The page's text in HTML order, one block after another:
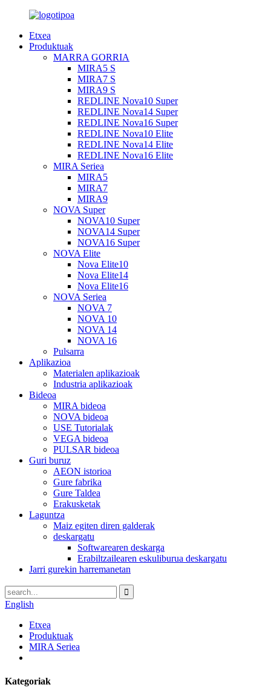
Etxea
Produktuak
MARRA GORRIA
MIRA5 S
MIRA7 S
MIRA9 S
REDLINE Nova10 Super
REDLINE Nova14 Super
REDLINE Nova16 Super
REDLINE Nova10 Elite
REDLINE Nova14 Elite
REDLINE Nova16 Elite
MIRA Seriea
MIRA5
MIRA7
MIRA9
NOVA Super
NOVA10 Super
NOVA14 Super
NOVA16 Super
NOVA Elite
Nova Elite10
Nova Elite14
Nova Elite16
NOVA Seriea
NOVA 7
NOVA 10
NOVA 14
NOVA 16
Pulsarra
Aplikazioa
Materialen aplikazioak
Industria aplikazioak
Bideoa
MIRA bideoa
NOVA bideoa
USE Tutorialak
VEGA bideoa
PULSAR bideoa
Guri buruz
AEON istorioa
Gure fabrika
Gure Taldea
Erakusketak
Laguntza
Maiz egiten diren galderak
deskargatu
Softwarearen deskarga
Erabiltzailearen eskuliburua deskargatu
Jarri gurekin harremanetan
English
Etxea
Produktuak
MIRA Seriea
Kategoriak